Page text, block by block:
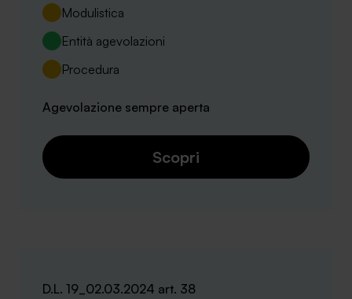
Modulistica
Entità agevolazioni
Procedura
Agevolazione sempre aperta
Scopri
D.L. 19_02.03.2024 art. 38